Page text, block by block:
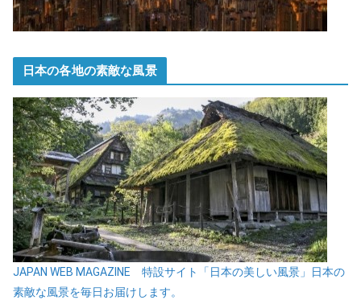
日本の各地の素敵な風景
JAPAN WEB MAGAZINE 特設サイト「日本の美しい風景」日本の
素敵な風景を毎日お届けします。